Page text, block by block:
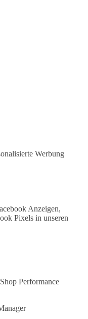
Werbung
Anzeigen,
Pixels in unseren
Performance